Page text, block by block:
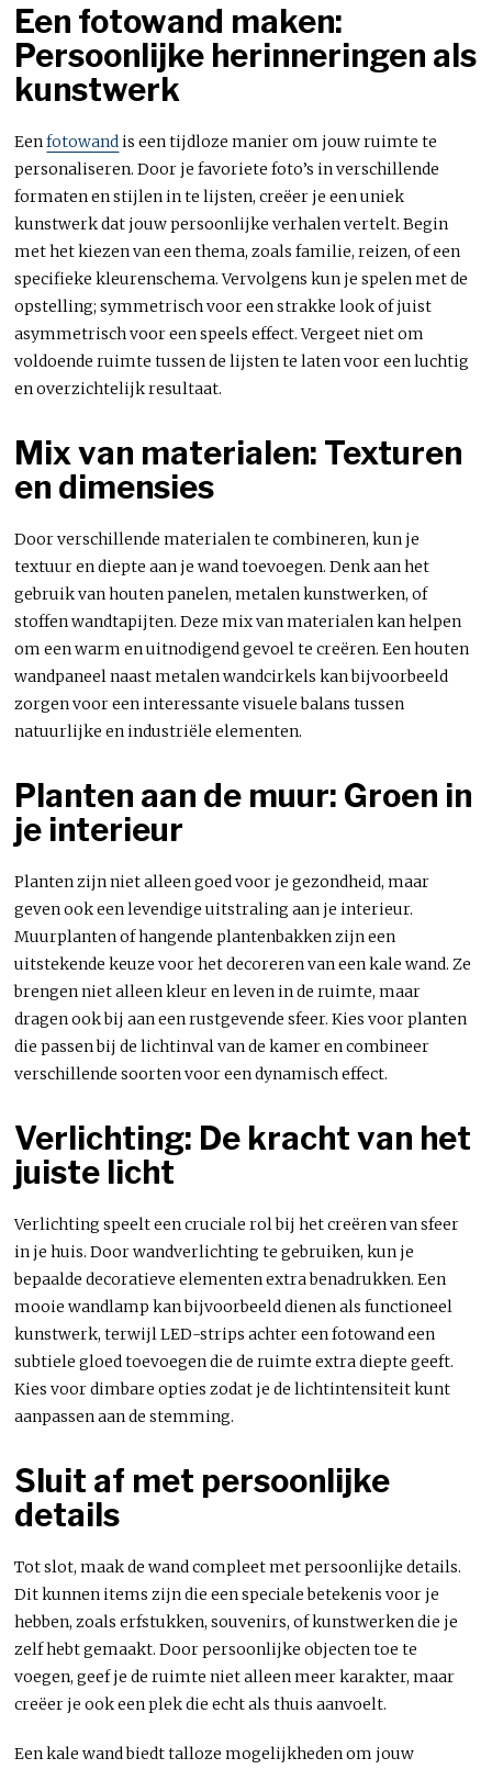
Een fotowand maken:
Persoonlijke herinneringen als
kunstwerk
Eenfotowandis een tijdloze manier om jouw ruimte te
personaliseren. Door je favoriete foto’s in verschillende
formaten en stijlen in te lijsten, creëer je een uniek
kunstwerk dat jouw persoonlijke verhalen vertelt. Begin
met het kiezen van een thema, zoals familie, reizen, of een
specifieke kleurenschema. Vervolgens kun je spelen met de
opstelling; symmetrisch voor een strakke look of juist
asymmetrisch voor een speels effect. Vergeet niet om
voldoende ruimte tussen de lijsten te laten voor een luchtig
en overzichtelijk resultaat.
Mix van materialen: Texturen
en dimensies
Door verschillende materialen te combineren, kun je
textuur en diepte aan je wand toevoegen. Denk aan het
gebruik van houten panelen, metalen kunstwerken, of
stoffen wandtapijten. Deze mix van materialen kan helpen
om een warm en uitnodigend gevoel te creëren. Een houten
wandpaneel naast metalen wandcirkels kan bijvoorbeeld
zorgen voor een interessante visuele balans tussen
natuurlijke en industriële elementen.
Planten aan de muur: Groen in
je interieur
Planten zijn niet alleen goed voor je gezondheid, maar
geven ook een levendige uitstraling aan je interieur.
Muurplanten of hangende plantenbakken zijn een
uitstekende keuze voor het decoreren van een kale wand. Ze
brengen niet alleen kleur en leven in de ruimte, maar
dragen ook bij aan een rustgevende sfeer. Kies voor planten
die passen bij de lichtinval van de kamer en combineer
verschillende soorten voor een dynamisch effect.
Verlichting: De kracht van het
juiste licht
Verlichting speelt een cruciale rol bij het creëren van sfeer
in je huis. Door wandverlichting te gebruiken, kun je
bepaalde decoratieve elementen extra benadrukken. Een
mooie wandlamp kan bijvoorbeeld dienen als functioneel
kunstwerk, terwijl LED-strips achter een fotowand een
subtiele gloed toevoegen die de ruimte extra diepte geeft.
Kies voor dimbare opties zodat je de lichtintensiteit kunt
aanpassen aan de stemming.
Sluit af met persoonlijke
details
Tot slot, maak de wand compleet met persoonlijke details.
Dit kunnen items zijn die een speciale betekenis voor je
hebben, zoals erfstukken, souvenirs, of kunstwerken die je
zelf hebt gemaakt. Door persoonlijke objecten toe te
voegen, geef je de ruimte niet alleen meer karakter, maar
creëer je ook een plek die echt als thuis aanvoelt.
Een kale wand biedt talloze mogelijkheden om jouw